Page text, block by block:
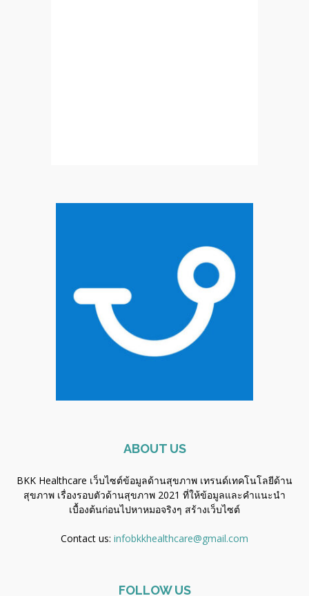
ABOUT US
BKK Healthcare เว็บไซต์ข้อมูลด้านสุขภาพ เทรนด์เทคโนโลยีด้าน
สุขภาพ เรื่องรอบตัวด้านสุขภาพ 2021 ที่ให้ข้อมูลและคำแนะนำ
เบื้องต้นก่อนไปหาหมอจริงๆ สร้างเว็บไซต์
Contact us: infobkkhealthcare@gmail.com
FOLLOW US